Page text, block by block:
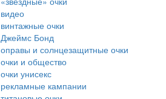
видео
винтажные очки
Джеймс Бонд
оправы и солнцезащитные очки
очки и общество
очки унисекс
рекламные кампании